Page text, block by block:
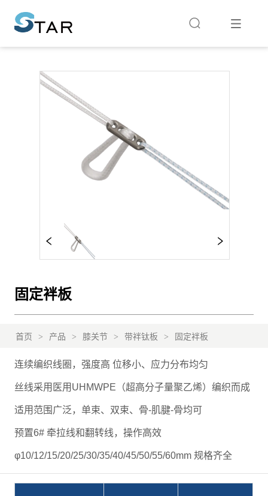
固定袢板
首页 > 产品 > 膝关节 > 带袢钛板 > 固定袢板